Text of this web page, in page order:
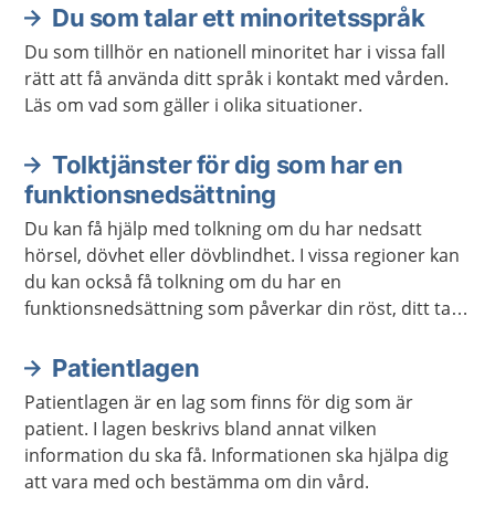
Du som talar ett minoritetsspråk
Du som tillhör en nationell minoritet har i vissa fall
rätt att få använda ditt språk i kontakt med vården.
Läs om vad som gäller i olika situationer.
Tolktjänster för dig som har en
funktionsnedsättning
Du kan få hjälp med tolkning om du har nedsatt
hörsel, dövhet eller dövblindhet. I vissa regioner kan
du kan också få tolkning om du har en
funktionsnedsättning som påverkar din röst, ditt tal
Patientlagen
Patientlagen är en lag som finns för dig som är
patient. I lagen beskrivs bland annat vilken
information du ska få. Informationen ska hjälpa dig
att vara med och bestämma om din vård.